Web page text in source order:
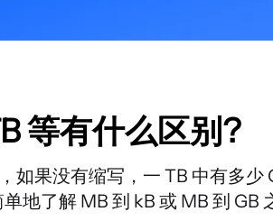
等有什么区别?
如果没有缩写，一 TB 中有多少
地了解 MB 到 kB 或 MB 到 GB